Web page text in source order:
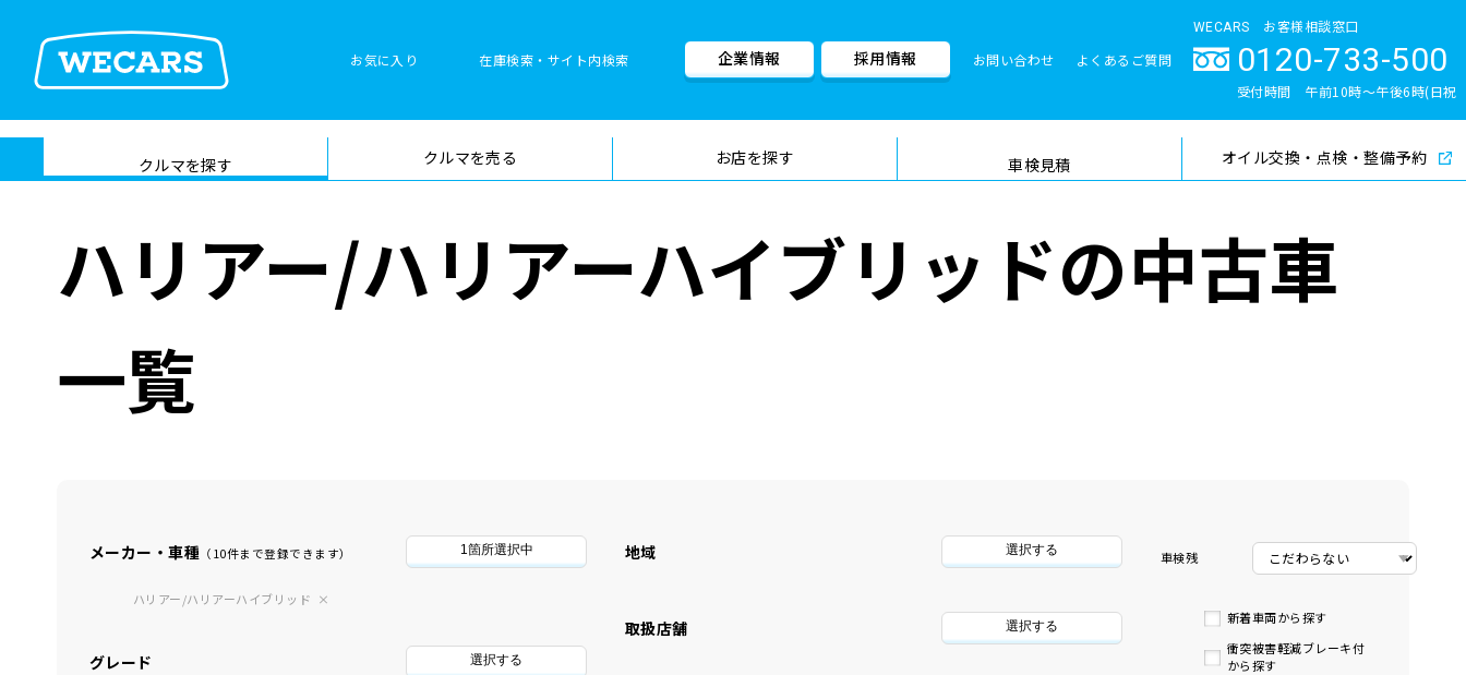
お気に入り 在庫検索・サイト内検索
在庫検索
サイト内検
索
検索
企業情報 採用情報 お問い合わせ よくあるご質問
WECARS お客様相談窓口
0120-733-500
受付時間 午前10時〜午後6時(日祝
クルマを探す クルマを売る お店を探す 車検見積
車検料金・メニュー 品質管理とサポート体制
オイル交換・点検・整備予約
ハリアー/ハリアーハイブリッドの中古車
一覧
メーカー・車種 （10件まで登録できます） 1箇所選択中
ハリアー/ハリアーハイブリッド
グレード 選択する
地域 選択する
取扱店舗 選択する
車検残
新着車両から探す
衝突被害軽減ブレーキ付
から探す